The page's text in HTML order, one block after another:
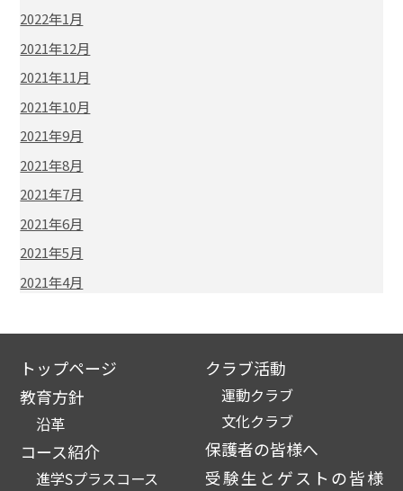
2022年1月
2021年12月
2021年11月
2021年10月
2021年9月
2021年8月
2021年7月
2021年6月
2021年5月
2021年4月
トップページ
教育方針
沿革
コース紹介
進学Sプラスコース
クラブ活動
運動クラブ
文化クラブ
保護者の皆様へ
受験生とゲストの皆様